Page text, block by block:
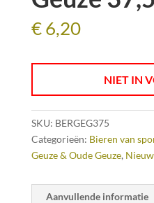
€6,20
NIET IN
SKU: BERGEG375
Categorieën: Bieren van
Geuze & Oude Geuze, Nieuw
Aanvullende informatie